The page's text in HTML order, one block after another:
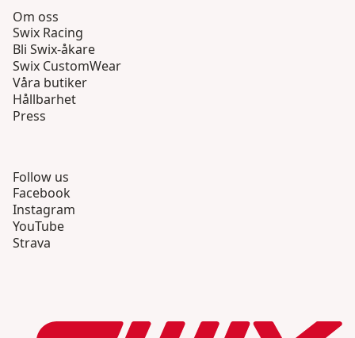
Om oss
Swix Racing
Bli Swix-åkare
Swix CustomWear
Våra butiker
Hållbarhet
Press
Follow us
Facebook
Instagram
YouTube
Strava